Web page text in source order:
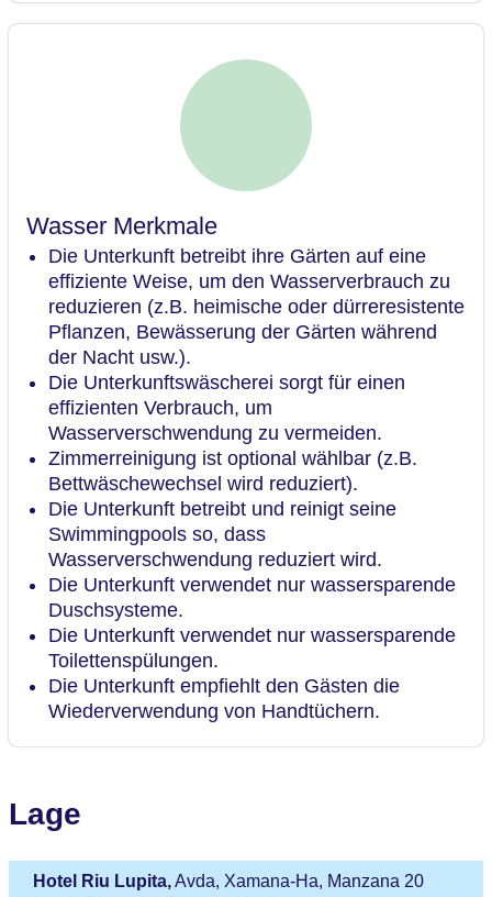
Wasser Merkmale
Die Unterkunft betreibt ihre Gärten auf eine
effiziente Weise, um den Wasserverbrauch zu
reduzieren (z.B. heimische oder dürreresistente
Pflanzen, Bewässerung der Gärten während
der Nacht usw.).
Die Unterkunftswäscherei sorgt für einen
effizienten Verbrauch, um
Wasserverschwendung zu vermeiden.
Zimmerreinigung ist optional wählbar (z.B.
Bettwäschewechsel wird reduziert).
Die Unterkunft betreibt und reinigt seine
Swimmingpools so, dass
Wasserverschwendung reduziert wird.
Die Unterkunft verwendet nur wassersparende
Duschsysteme.
Die Unterkunft verwendet nur wassersparende
Toilettenspülungen.
Die Unterkunft empfiehlt den Gästen die
Wiederverwendung von Handtüchern.
Lage
Hotel Riu Lupita,Avda, Xamana-Ha, Manzana 20